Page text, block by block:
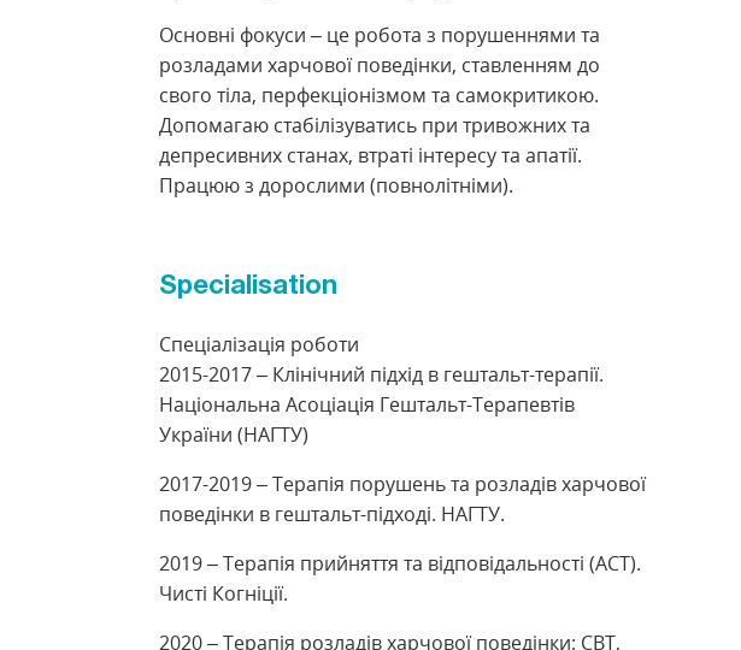
Основні фокуси – це робота з порушеннями та
розладами харчової поведінки, ставленням до
свого тіла, перфекціонізмом та самокритикою.
Допомагаю стабілізуватись при тривожних та
депресивних станах, втраті інтересу та апатії.
Працюю з дорослими (повнолітніми).
Specialisation
Спеціалізація роботи
2015-2017 – Клінічний підхід в гештальт-терапії.
Національна Асоціація Гештальт-Терапевтів
України (НАГТУ)
2017-2019 – Терапія порушень та розладів харчової
поведінки в гештальт-підході. НАГТУ.
2019 – Терапія прийняття та відповідальності (АСТ).
Чисті Когніції.
2020 – Терапія розладів харчової поведінки: CBT,